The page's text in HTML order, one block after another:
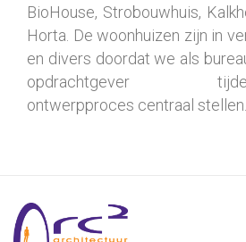
BioHouse, Strobouwhuis,
Horta. De woonhuizen zijn in
en divers doordat we als
opdrachtgever
ontwerpproces centraal stellen.